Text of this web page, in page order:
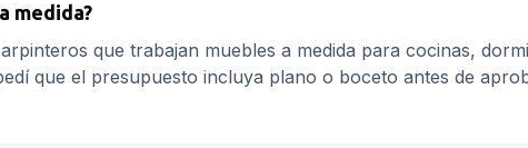
medida?
que trabajan muebles a medida para cocinas,
que el presupuesto incluya plano o boceto antes de